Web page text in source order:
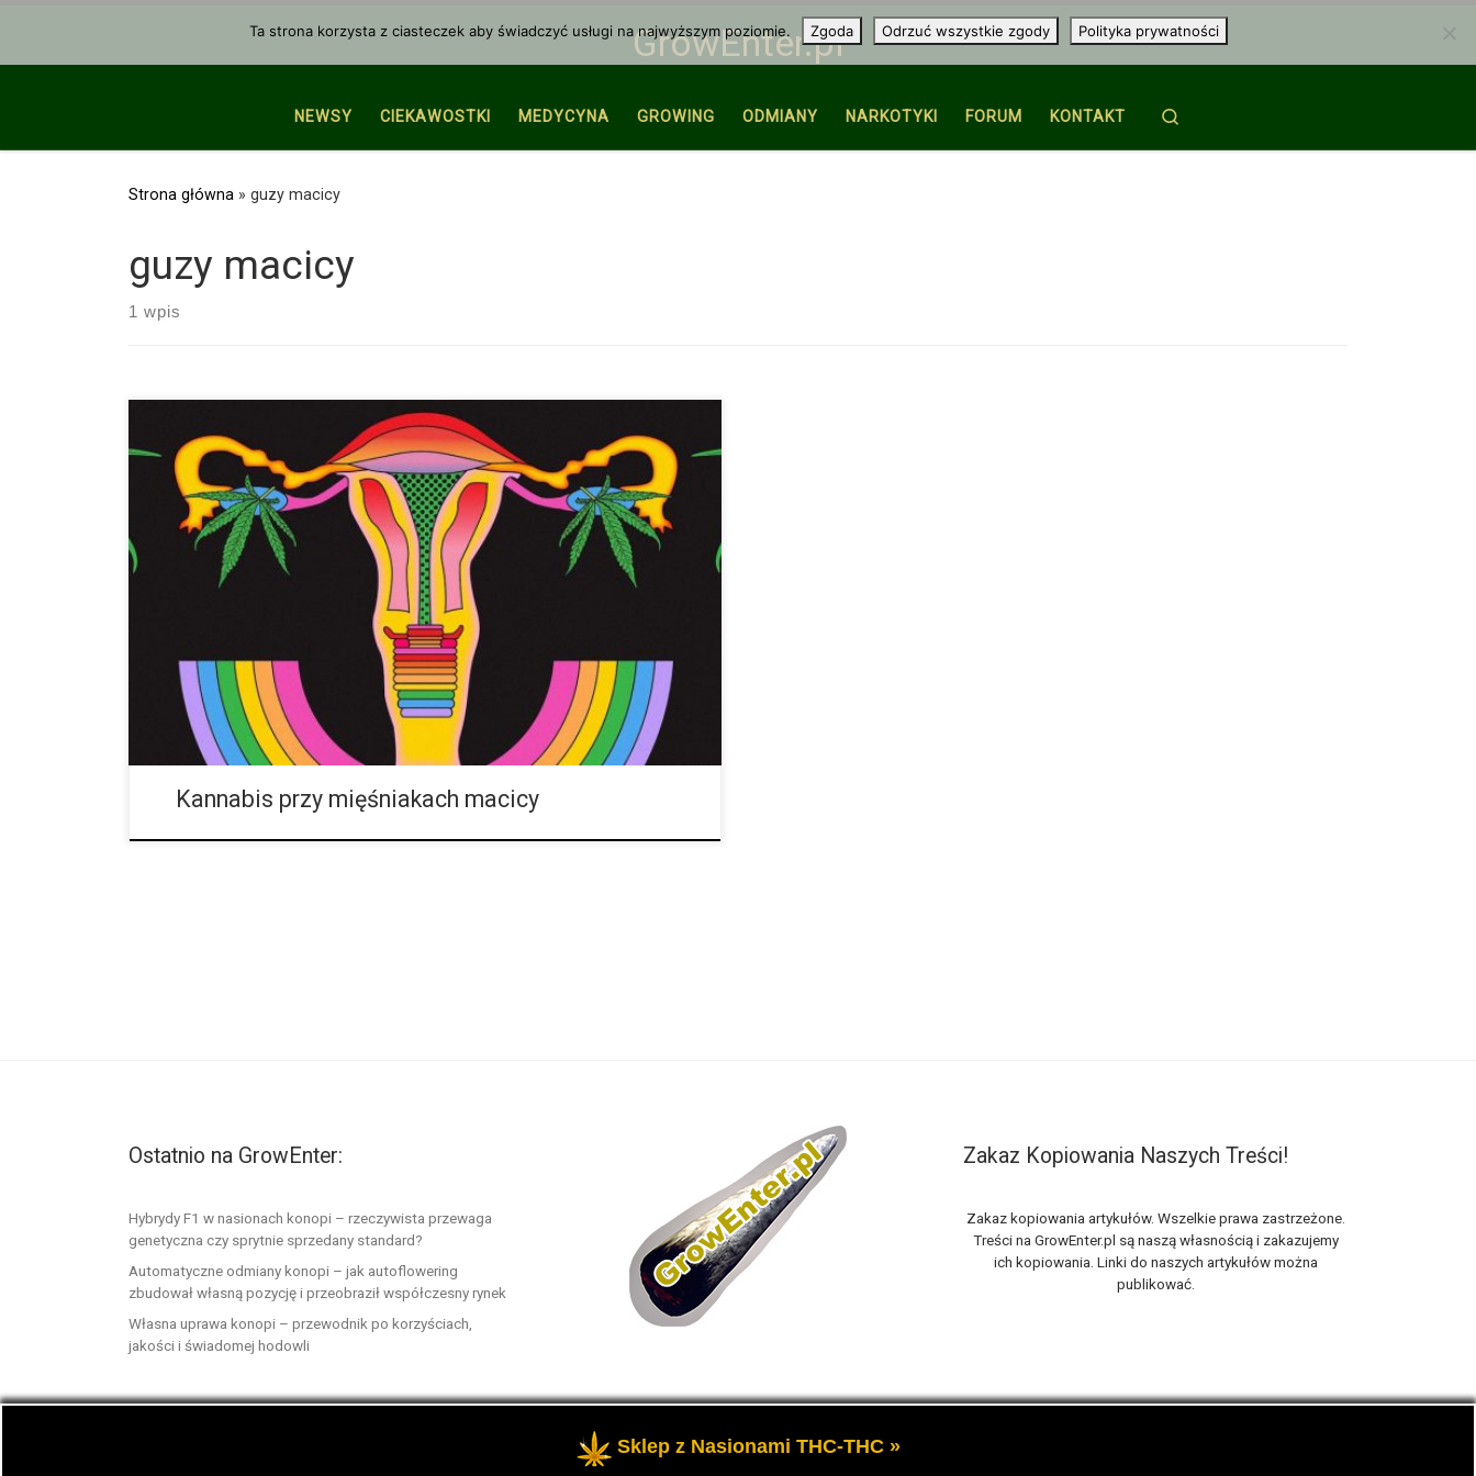
GrowEnter.pl
NEWSY CIEKAWOSTKI MEDYCYNA GROWING ODMIANY NARKOTYKI FORUM KONTAKT
Strona główna » guzy macicy
guzy macicy
1 wpis
Około 80 do 90 % kobiet ma mięśniaki, łagodne nowotwory mięśni gładkich. W około
90 % przypadków są to mięśniaki w macicy. Rzadziej występują one w innych
Kannabis przy mięśniakach macicy
Ostatnio na GrowEnter:
Hybrydy F1 w nasionach konopi – rzeczywista przewaga
genetyczna czy sprytnie sprzedany standard?
Automatyczne odmiany konopi – jak autoflowering
zbudował własną pozycję i przeobraził współczesny rynek
Własna uprawa konopi – przewodnik po korzyściach,
jakości i świadomej hodowli
Zakaz Kopiowania Naszych Treści!
Zakaz kopiowania artykułów. Wszelkie prawa zastrzeżone.
Treści na GrowEnter.pl są naszą własnością i zakazujemy
ich kopiowania. Linki do naszych artykułów można
publikować.
- Portal GrowEnter to strona o tematyce marihuany thc, potocznie zwanej trawką i konopi cbd.
Ta strona korzysta z ciasteczek aby świadczyć usługi na najwyższym poziomie. Zgoda Odrzuć wszystkie zgody Polityka prywatności
Sklep z Nasionami THC-THC »